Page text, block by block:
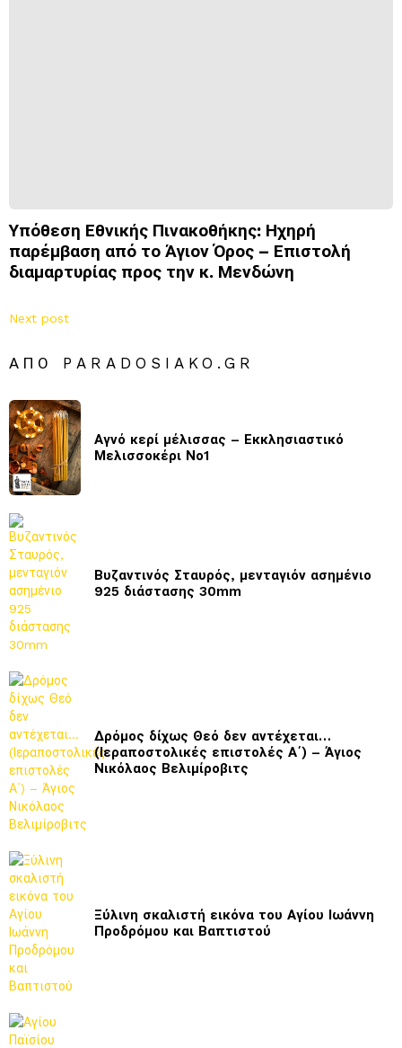
Υπόθεση Εθνικής Πινακοθήκης: Ηχηρή
παρέμβαση από το Άγιον Όρος – Επιστολή
διαμαρτυρίας προς την κ. Μενδώνη
Next post
ΑΠΌ PARADOSIAKO.GR
Αγνό κερί μέλισσας – Εκκλησιαστικό
Μελισσοκέρι Νο1
Βυζαντινός Σταυρός, μενταγιόν ασημένιο
925 διάστασης 30mm
Δρόμος δίχως Θεό δεν αντέχεται…
(Ιεραποστολικές επιστολές Α΄) – Άγιος
Νικόλαος Βελιμίροβιτς
Ξύλινη σκαλιστή εικόνα του Αγίου Ιωάννη
Προδρόμου και Βαπτιστού